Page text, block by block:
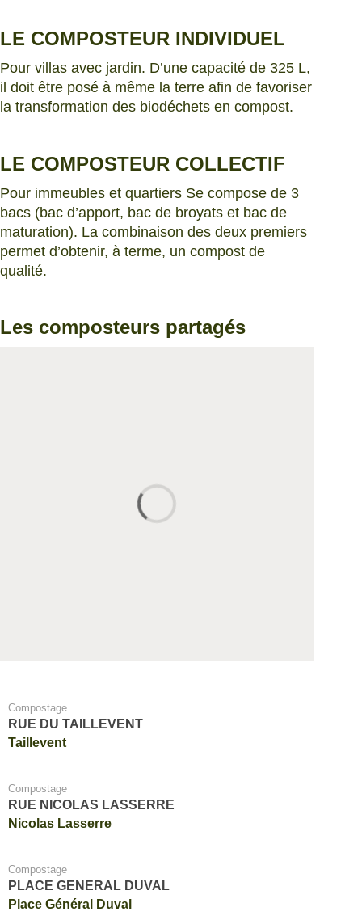
LE COMPOSTEUR INDIVIDUEL
Pour villas avec jardin. D’une capacité de 325 L,
il doit être posé à même la terre afin de favoriser
la transformation des biodéchets en compost.
LE COMPOSTEUR COLLECTIF
Pour immeubles et quartiers Se compose de 3
bacs (bac d’apport, bac de broyats et bac de
maturation). La combinaison des deux premiers
permet d’obtenir, à terme, un compost de
qualité.
Les composteurs partagés
Compostage
RUE DU TAILLEVENT
Taillevent
Compostage
RUE NICOLAS LASSERRE
Nicolas Lasserre
Compostage
PLACE GENERAL DUVAL
Place Général Duval